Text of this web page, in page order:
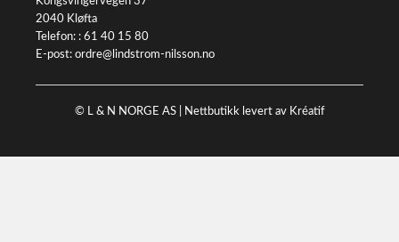
2040 Kløfta
Telefon: : 61 40 15 80
E-post: ordre@lindstrom-nilsson.no
© L & N NORGE AS | Nettbutikk levert av Kréatif